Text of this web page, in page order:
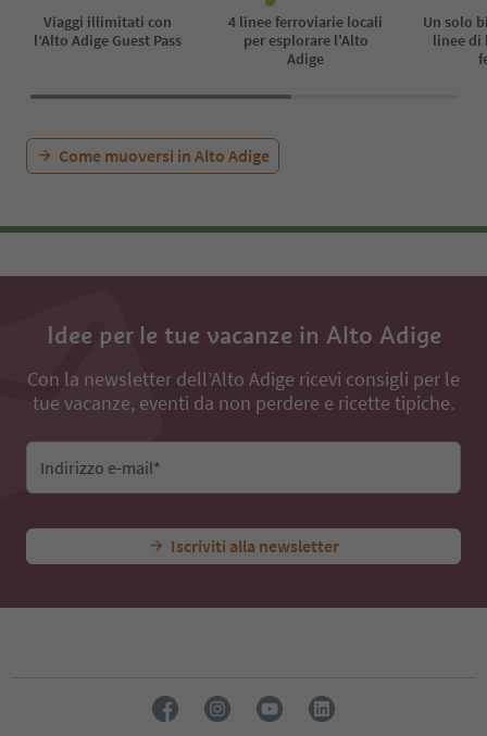
Viaggi illimitati con
l’Alto Adige Guest Pass
4 linee ferroviarie locali
per esplorare l'Alto
Adige
Un solo
linee di
Come muoversi in Alto Adige
Idee per le tue vacanze in Alto Adige
Con la newsletter dell’Alto Adige ricevi consigli per le
tue vacanze, eventi da non perdere e ricette tipiche.
Indirizzo e-mail*
Iscriviti alla newsletter